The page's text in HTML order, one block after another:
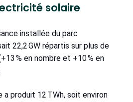
solaire
installée du parc
22,2 GW répartis sur plus de
% en nombre et +10 % en
a produit 12 TWh, soit environ